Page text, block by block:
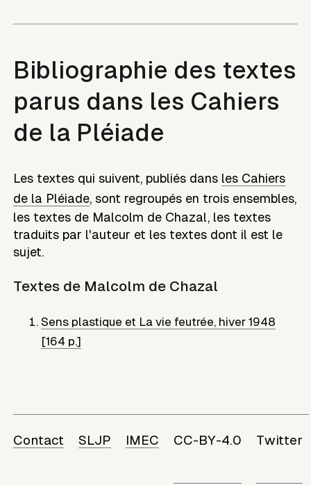
Bibliographie des textes
parus dans les Cahiers
de la Pléiade
Les textes qui suivent, publiés dans les Cahiers
de la Pléiade, sont regroupés en trois ensembles,
les textes de Malcolm de Chazal, les textes
traduits par l'auteur et les textes dont il est le
sujet.
Textes de Malcolm de Chazal
Sens plastique et La vie feutrée, hiver 1948
[164 p.]
Contact SLJP IMEC CC-BY-4.0 Twitter